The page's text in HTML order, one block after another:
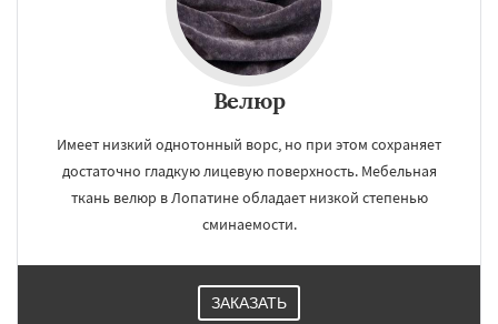
Велюр
Имеет низкий однотонный ворс, но при этом сохраняет
достаточно гладкую лицевую поверхность. Мебельная
ткань велюр в Лопатине обладает низкой степенью
сминаемости.
ЗАКАЗАТЬ